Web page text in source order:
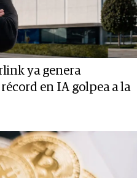
ya genera
en IA golpea a la